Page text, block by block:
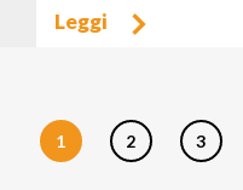
Leggi
1 2 3